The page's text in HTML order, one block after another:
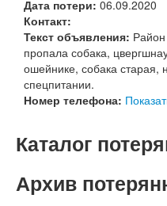
Дата потери: 06.09.2020
Контакт:
Текст объявления: Район
пропала собака,
ошейнике, собака старая,
спецпитании.
Номер телефона:
Каталог
Архив